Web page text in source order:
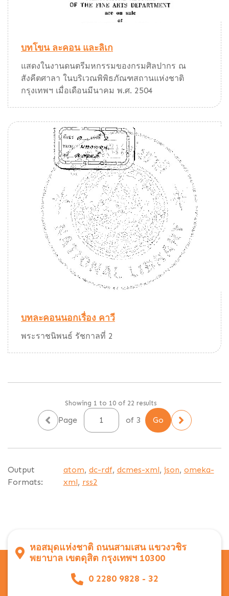
บทโขน ละคอน และลิเก
แสดงในงานดนตรีมหกรรมของกรมศิลปากร ณ
สังคีตศาลา ในบริเวณพิพิธภัณฑสถานแห่งชาติ
กรุงเทพฯ เมื่อเดือนมีนาคม พ.ศ. 2504
บทละคอนนอกเรื่อง คาวี
พระราชนิพนธ์ รัชกาลที่ 2
Showing 1 to 10 of 22 results
Page of 3
Output
Formats:
atom, dc-rdf, dcmes-xml, json, omeka-
xml, rss2
หอสมุดแห่งชาติ ถนนสามเสน แขวงวชิร
พยาบาล เขตดุสิต กรุงเทพฯ 10300
0 2280 9828 - 32